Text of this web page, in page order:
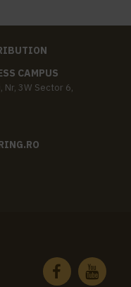
CAMPUS
Nr, 3W Sector 6,